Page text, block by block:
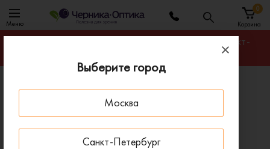
Выберите город
Москва
Санкт-Петербург
Меню Корзина
0
Гарантируем лучшую цену на любую оправу в Санкт-
Главная
Солнцезащитные очки
Солнцезащитные очки Oakley OO 9463 946301
- 30 % ДО 15 АВГУСТА ХИТ ПРОДАЖ